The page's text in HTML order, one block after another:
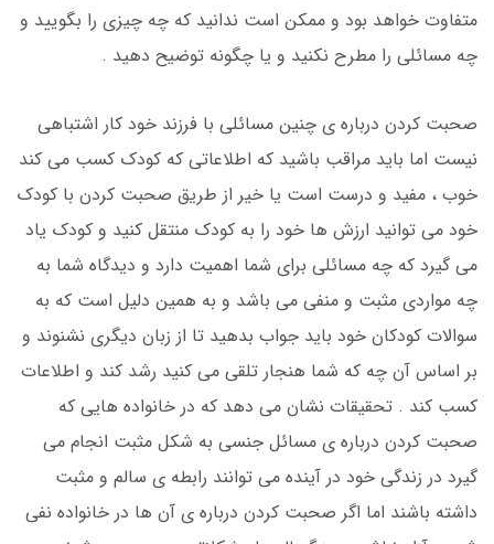
متفاوت خواهد بود و ممکن است ندانید که چه چیزی را بگویید و
چه مسائلی را مطرح نکنید و یا چگونه توضیح دهید .
صحبت کردن درباره ی چنین مسائلی با فرزند خود کار اشتباهی
نیست اما باید مراقب باشید که اطلاعاتی که کودک کسب می کند
خوب ، مفید و درست است یا خیر از طریق صحبت کردن با کودک
خود می توانید ارزش ها خود را به کودک منتقل کنید و کودک یاد
می گیرد که چه مسائلی برای شما اهمیت دارد و دیدگاه شما به
چه مواردی مثبت و منفی می باشد و به همین دلیل است که به
سوالات کودکان خود باید جواب بدهید تا از زبان دیگری نشنوند و
بر اساس آن چه که شما هنجار تلقی می کنید رشد کند و اطلاعات
کسب کند . تحقیقات نشان می دهد که در خانواده هایی که
صحبت کردن درباره ی مسائل جنسی به شکل مثبت انجام می
گیرد در زندگی خود در آینده می توانند رابطه ی سالم و مثبت
داشته باشند اما اگر صحبت کردن درباره ی آن ها در خانواده نفی